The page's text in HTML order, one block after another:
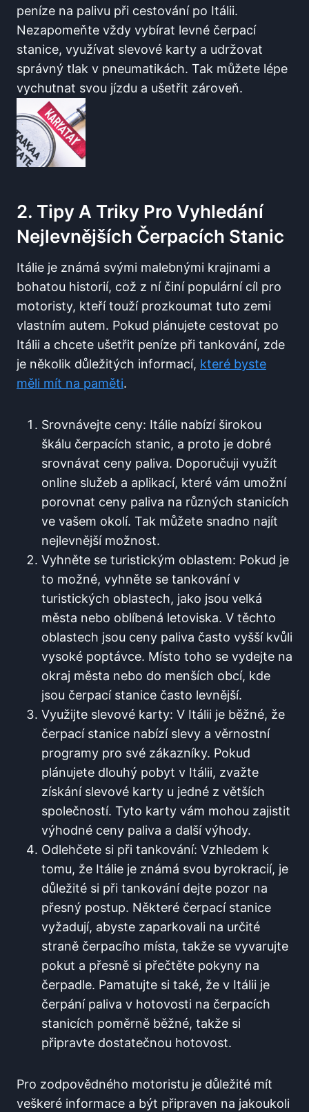
peníze na palivu při cestování⁢ po Itálii.
Nezapomeňte vždy vybírat levné čerpací
stanice, využívat slevové karty ‍a udržovat
správný tlak v pneumatikách.⁤ Tak můžete lépe
vychutnat svou jízdu a⁤ ušetřit zároveň.
2. Tipy A ⁣triky Pro ​vyhledání
Nejlevnějších Čerpacích Stanic
Itálie je ‌známá svými malebnými krajinami a
bohatou historií, což z ní činí populární cíl pro
motoristy, kteří touží prozkoumat tuto zemi
‍vlastním autem.⁤ Pokud ‍plánujete cestovat po
Itálii a chcete ušetřit ‍peníze při ​tankování, zde
je několik důležitých informací, které byste
měli mít na paměti.
Srovnávejte ceny: Itálie nabízí širokou
škálu čerpacích stanic, a ‍proto je dobré
srovnávat ceny paliva. Doporučuji využít
online služeb a aplikací, které vám umožní
porovnat ceny paliva na různých stanicích
ve vašem okolí. Tak můžete snadno najít⁤
nejlevnější možnost.
Vyhněte ‌se turistickým oblastem: Pokud je
to možné, vyhněte se ‍tankování v
turistických oblastech, jako jsou velká⁤
města⁣ nebo oblíbená letoviska. V těchto
oblastech jsou ceny paliva často ​vyšší​ kvůli
vysoké poptávce. Místo toho se vydejte na
okraj města nebo do menších obcí, kde‍
jsou čerpací stanice často levnější.
Využijte slevové ‍karty: ⁣V Itálii je běžné, že
čerpací stanice nabízí slevy a věrnostní
⁣programy pro své zákazníky. Pokud
plánujete ⁤dlouhý pobyt v ‍Itálii, zvažte
‍získání⁢ slevové karty u ‍jedné z větších
společností. Tyto karty vám mohou ⁣zajistit
výhodné ceny paliva a ​další výhody.
Odlehčete si při tankování: Vzhledem⁤ k
tomu, ‌že Itálie je známá svou byrokracií, je‌
důležité si při tankování dejte pozor na
přesný ‍postup. Některé čerpací stanice
vyžadují, abyste zaparkovali na určité
straně čerpacího místa, takže se vyvarujte
pokut a ‍přesně si přečtěte pokyny na
čerpadle. Pamatujte si ⁤také, že v⁣ Itálii je
čerpání paliva v hotovosti na čerpacích
stanicích poměrně běžné, takže si
připravte dostatečnou hotovost.
Pro zodpovědného motoristu je ⁢důležité mít
veškeré informace a‍ být ⁣připraven na jakoukoli